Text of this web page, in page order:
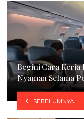
Begini Cara Kerja
Nyaman Selama
SEBELUMNYA